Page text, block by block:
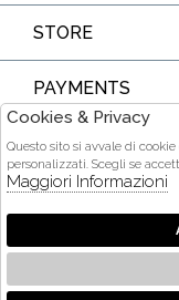
STORE
PAYMENTS
2026 Ditta Acquarone
Cookies & Privacy
Questo sito si avvale di
personalizzati. Scegli se
Maggiori Informazioni